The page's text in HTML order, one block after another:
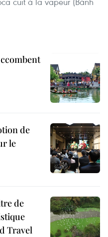
de
le
de
Travel